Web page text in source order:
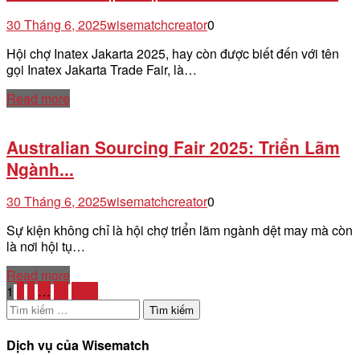
30 Tháng 6, 2025wisematchcreator0
Hội chợ Inatex Jakarta 2025, hay còn được biết đến với tên
gọi Inatex Jakarta Trade Fair, là…
Read more
Australian Sourcing Fair 2025: Triển Lãm
Ngành...
30 Tháng 6, 2025wisematchcreator0
Sự kiện không chỉ là hội chợ triển lãm ngành dệt may mà còn
là nơi hội tụ…
Read more
1
…
Tìm
kiếm
cho:
Dịch vụ của Wisematch